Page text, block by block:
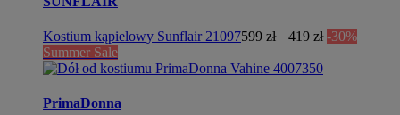
Kostium kąpielowy Sunflair 21097599 zł 419 zł -30%
Summer Sale
PrimaDonna